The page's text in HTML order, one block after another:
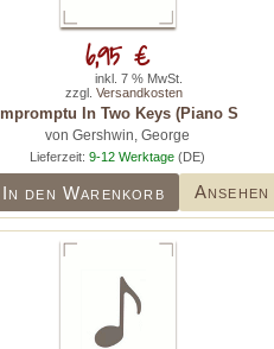
Impromptu In Two Keys (Piano S
von Gershwin, George
Lieferzeit: 9-12 Werktage(DE)
In den Warenkorb Ansehen
6,95 €
inkl. 7 % MwSt.
zzgl. Versandkosten